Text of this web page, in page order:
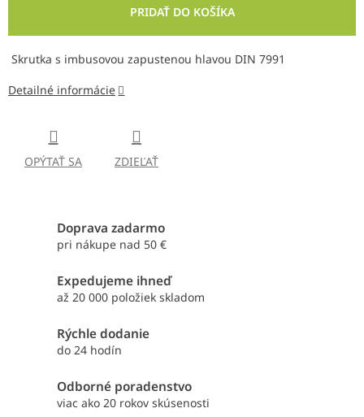
PRIDAŤ DO KOŠÍKA
Skrutka s imbusovou zapustenou hlavou DIN 7991
Detailné informácie
OPÝTAŤ SA ZDIEĽAŤ
Doprava zadarmo
pri nákupe nad 50 €
Expedujeme ihneď
až 20 000 položiek skladom
Rýchle dodanie
do 24 hodín
Odborné poradenstvo
viac ako 20 rokov skúsenosti